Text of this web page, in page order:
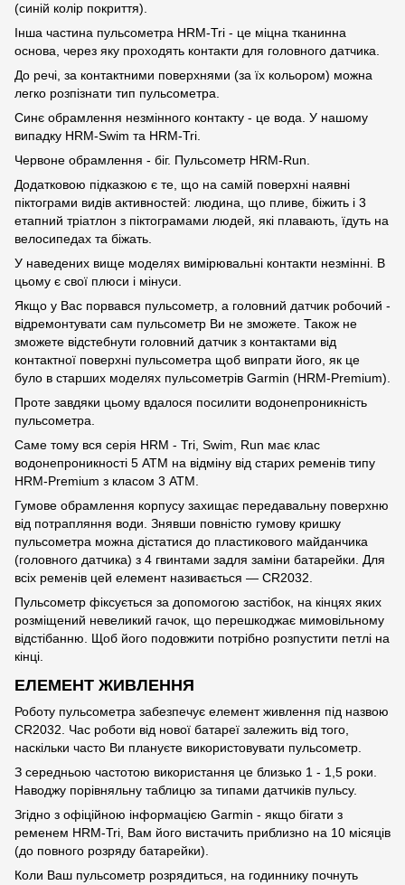
(синій колір покриття).
Інша частина пульсометра HRM-Tri - це міцна тканинна
основа, через яку проходять контакти для головного датчика.
До речі, за контактними поверхнями (за їх кольором) можна
легко розпізнати тип пульсометра.
Синє обрамлення незмінного контакту - це вода. У нашому
випадку HRM-Swim та HRM-Tri.
Червоне обрамлення - біг. Пульсометр HRM-Run.
Додатковою підказкою є те, що на самій поверхні наявні
піктограми видів активностей: людина, що пливе, біжить і 3
етапний тріатлон з піктограмами людей, які плавають, їдуть на
велосипедах та біжать.
У наведених вище моделях вимірювальні контакти незмінні. В
цьому є свої плюси і мінуси.
Якщо у Вас порвався пульсометр, а головний датчик робочий -
відремонтувати сам пульсометр Ви не зможете. Також не
зможете відстебнути головний датчик з контактами від
контактної поверхні пульсометра щоб випрати його, як це
було в старших моделях пульсометрів Garmin (HRM-Premium).
Проте завдяки цьому вдалося посилити водонепроникність
пульсометра.
Саме тому вся серія HRM - Tri, Swim, Run має клас
водонепроникності 5 АТМ на відміну від старих ременів типу
HRM-Premium з класом 3 АТМ.
Гумове обрамлення корпусу захищає передавальну поверхню
від потрапляння води. Знявши повністю гумову кришку
пульсометра можна дістатися до пластикового майданчика
(головного датчика) з 4 гвинтами задля заміни батарейки. Для
всіх ременів цей елемент називається — CR2032.
Пульсометр фіксується за допомогою застібок, на кінцях яких
розміщений невеликий гачок, що перешкоджає мимовільному
відстібанню. Щоб його подовжити потрібно розпустити петлі на
кінці.
ЕЛЕМЕНТ ЖИВЛЕННЯ
Роботу пульсометра забезпечує елемент живлення під назвою
CR2032. Час роботи від нової батареї залежить від того,
наскільки часто Ви плануєте використовувати пульсометр.
З середньою частотою використання це близько 1 - 1,5 роки.
Наводжу порівняльну таблицю за типами датчиків пульсу.
Згідно з офіційною інформацією Garmin - якщо бігати з
ременем HRM-Tri, Вам його вистачить приблизно на 10 місяців
(до повного розряду батарейки).
Коли Ваш пульсометр розрядиться, на годиннику почнуть